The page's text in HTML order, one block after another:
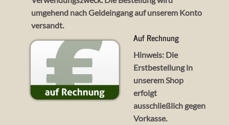
umgehend nach Geldeingang auf unserem Konto
versandt.
Auf Rechnung
Hinweis: Die
Erstbestellung in
unserem Shop
erfolgt
ausschließlich gegen
Vorkasse.